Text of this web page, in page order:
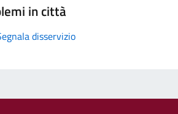
in città
disservizio